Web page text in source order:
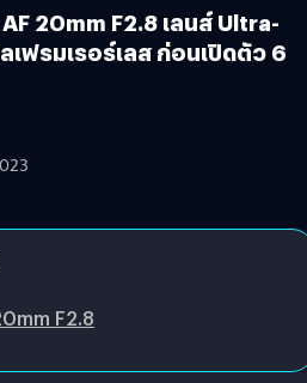
20mm F2.8 เลนส์ Ultra-
ฟรมเรอร์เลส ก่อนเปิดตัว 6
F2.8